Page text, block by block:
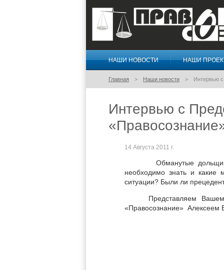
Правосознание
НАШИ НОВОСТИ НАШИ
Главная Наши новости Интервью
Интервью с
14 Августа 2011 г.
Обманутые дольщики,
необходимо знать и какие
ситуации? Были ли
Представляем Вашему
«Правосознание»